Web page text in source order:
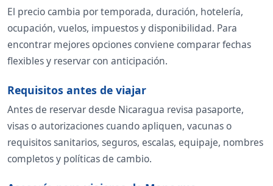
El precio cambia por temporada, duración, hotelería,
ocupación, vuelos, impuestos y disponibilidad. Para
encontrar mejores opciones conviene comparar fechas
flexibles y reservar con anticipación.
Requisitos antes de viajar
Antes de reservar desde Nicaragua revisa pasaporte,
visas o autorizaciones cuando apliquen, vacunas o
requisitos sanitarios, seguros, escalas, equipaje, nombres
completos y políticas de cambio.